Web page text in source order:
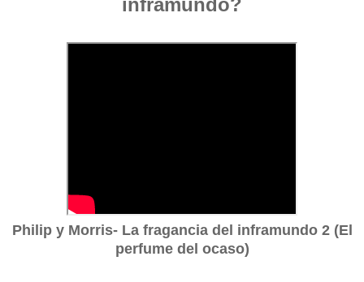
inframundo?
Philip y Morris- La fragancia del inframundo 2 (El
perfume del ocaso)